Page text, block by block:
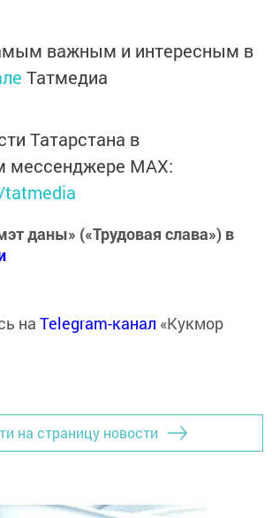
важным и интересным в
Татмедиа
Татарстана в
мессенджере MАХ:
даны» («Трудовая слава») в
на Telegram-канал «Кукмор
на страницу новости